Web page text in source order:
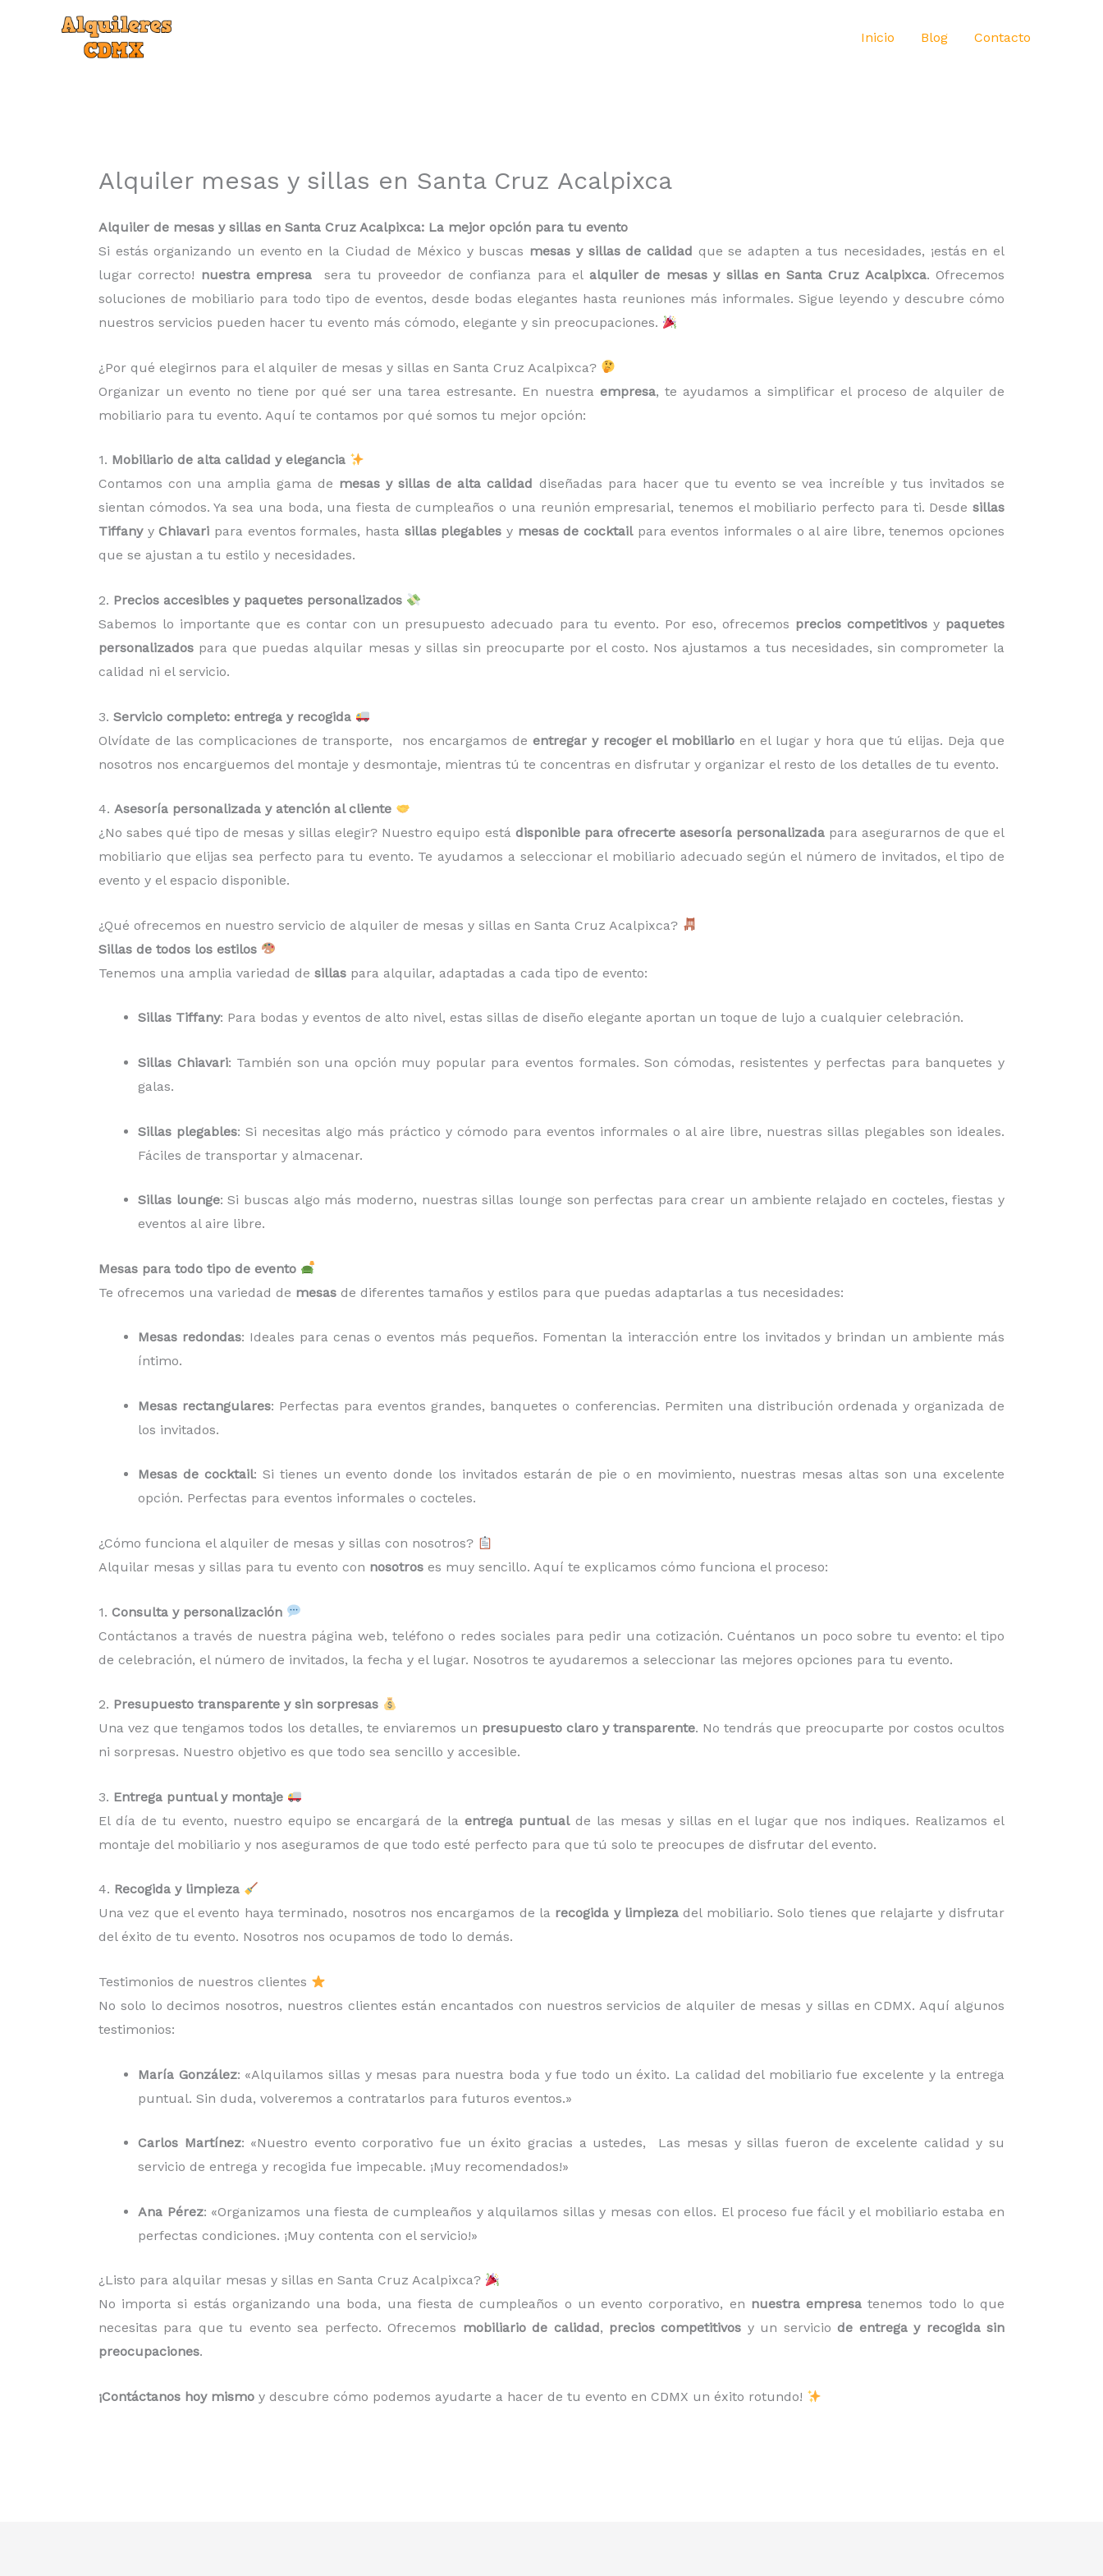
Inicio Blog Contacto
Alquiler mesas y sillas en Santa Cruz Acalpixca
Alquiler de mesas y sillas en Santa Cruz Acalpixca: La mejor opción para tu evento
Si estás organizando un evento en la Ciudad de México y buscas mesas y sillas de calidad que se adapten a tus necesidades, ¡estás en el
lugar correcto! nuestra empresa sera tu proveedor de confianza para el alquiler de mesas y sillas en Santa Cruz Acalpixca. Ofrecemos
soluciones de mobiliario para todo tipo de eventos, desde bodas elegantes hasta reuniones más informales. Sigue leyendo y descubre cómo
nuestros servicios pueden hacer tu evento más cómodo, elegante y sin preocupaciones.
¿Por qué elegirnos para el alquiler de mesas y sillas en Santa Cruz Acalpixca?
Organizar un evento no tiene por qué ser una tarea estresante. En nuestra empresa, te ayudamos a simplificar el proceso de alquiler de
mobiliario para tu evento. Aquí te contamos por qué somos tu mejor opción:
1. Mobiliario de alta calidad y elegancia
Contamos con una amplia gama de mesas y sillas de alta calidad diseñadas para hacer que tu evento se vea increíble y tus invitados se
sientan cómodos. Ya sea una boda, una fiesta de cumpleaños o una reunión empresarial, tenemos el mobiliario perfecto para ti. Desde sillas
TiffanyyChiavari para eventos formales, hasta sillas plegables y mesas de cocktailpara eventos informales o al aire libre, tenemos opciones
que se ajustan a tu estilo y necesidades.
2. Precios accesibles y paquetes personalizados
Sabemos lo importante que es contar con un presupuesto adecuado para tu evento. Por eso, ofrecemos precios competitivosy paquetes
personalizados para que puedas alquilar mesas y sillas sin preocuparte por el costo. Nos ajustamos a tus necesidades, sin comprometer la
calidad ni el servicio.
3. Servicio completo: entrega y recogida
Olvídate de las complicaciones de transporte, nos encargamos de entregar y recoger el mobiliario en el lugar y hora que tú elijas. Deja que
nosotros nos encarguemos del montaje y desmontaje, mientras tú te concentras en disfrutar y organizar el resto de los detalles de tu evento.
4. Asesoría personalizada y atención al cliente
¿No sabes qué tipo de mesas y sillas elegir? Nuestro equipo está disponible para ofrecerte asesoría personalizadapara asegurarnos de que el
mobiliario que elijas sea perfecto para tu evento. Te ayudamos a seleccionar el mobiliario adecuado según el número de invitados, el tipo de
evento y el espacio disponible.
¿Qué ofrecemos en nuestro servicio de alquiler de mesas y sillas en Santa Cruz Acalpixca?
Sillas de todos los estilos
Tenemos una amplia variedad de sillas para alquilar, adaptadas a cada tipo de evento:
Sillas Tiffany: Para bodas y eventos de alto nivel, estas sillas de diseño elegante aportan un toque de lujo a cualquier celebración.
Sillas Chiavari: También son una opción muy popular para eventos formales. Son cómodas, resistentes y perfectas para banquetes y
galas.
Sillas plegables: Si necesitas algo más práctico y cómodo para eventos informales o al aire libre, nuestras sillas plegables son ideales.
Fáciles de transportar y almacenar.
Sillas lounge: Si buscas algo más moderno, nuestras sillas lounge son perfectas para crear un ambiente relajado en cocteles, fiestas y
eventos al aire libre.
Mesas para todo tipo de evento
Te ofrecemos una variedad de mesas de diferentes tamaños y estilos para que puedas adaptarlas a tus necesidades:
Mesas redondas: Ideales para cenas o eventos más pequeños. Fomentan la interacción entre los invitados y brindan un ambiente más
íntimo.
Mesas rectangulares: Perfectas para eventos grandes, banquetes o conferencias. Permiten una distribución ordenada y organizada de
los invitados.
Mesas de cocktail: Si tienes un evento donde los invitados estarán de pie o en movimiento, nuestras mesas altas son una excelente
opción. Perfectas para eventos informales o cocteles.
¿Cómo funciona el alquiler de mesas y sillas con nosotros?
Alquilar mesas y sillas para tu evento con nosotros es muy sencillo. Aquí te explicamos cómo funciona el proceso:
1. Consulta y personalización
Contáctanos a través de nuestra página web, teléfono o redes sociales para pedir una cotización. Cuéntanos un poco sobre tu evento: el tipo
de celebración, el número de invitados, la fecha y el lugar. Nosotros te ayudaremos a seleccionar las mejores opciones para tu evento.
2. Presupuesto transparente y sin sorpresas
Una vez que tengamos todos los detalles, te enviaremos un presupuesto claro y transparente. No tendrás que preocuparte por costos ocultos
ni sorpresas. Nuestro objetivo es que todo sea sencillo y accesible.
3. Entrega puntual y montaje
El día de tu evento, nuestro equipo se encargará de laentrega puntualde las mesas y sillas en el lugar que nos indiques. Realizamos el
montaje del mobiliario y nos aseguramos de que todo esté perfecto para que tú solo te preocupes de disfrutar del evento.
4. Recogida y limpieza
Una vez que el evento haya terminado, nosotros nos encargamos de la recogida y limpieza del mobiliario. Solo tienes que relajarte y disfrutar
del éxito de tu evento. Nosotros nos ocupamos de todo lo demás.
Testimonios de nuestros clientes
No solo lo decimos nosotros, nuestros clientes están encantados con nuestros servicios de alquiler de mesas y sillas en CDMX. Aquí algunos
testimonios:
María González: «Alquilamos sillas y mesas para nuestra boda y fue todo un éxito. La calidad del mobiliario fue excelente y la entrega
puntual. Sin duda, volveremos a contratarlos para futuros eventos.»
Carlos Martínez: «Nuestro evento corporativo fue un éxito gracias a ustedes, Las mesas y sillas fueron de excelente calidad y su
servicio de entrega y recogida fue impecable. ¡Muy recomendados!»
Ana Pérez: «Organizamos una fiesta de cumpleaños y alquilamos sillas y mesas con ellos. El proceso fue fácil y el mobiliario estaba en
perfectas condiciones. ¡Muy contenta con el servicio!»
¿Listo para alquilar mesas y sillas en Santa Cruz Acalpixca?
No importa si estás organizando una boda, una fiesta de cumpleaños o un evento corporativo, en nuestra empresa tenemos todo lo que
necesitas para que tu evento sea perfecto. Ofrecemos mobiliario de calidad, precios competitivos y un serviciode entrega y recogida sin
preocupaciones.
¡Contáctanos hoy mismo y descubre cómo podemos ayudarte a hacer de tu evento en CDMX un éxito rotundo!